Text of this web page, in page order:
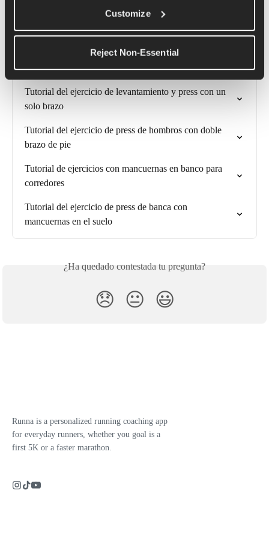
Customize
Reject Non-Essential
Artículos relacionados
Tutorial del ejercicio de press de hombros con un solo
brazo de pie
Tutorial del ejercicio de levantamiento y press con un
solo brazo
Tutorial del ejercicio de press de hombros con doble
brazo de pie
Tutorial de ejercicios con mancuernas en banco para
corredores
Tutorial del ejercicio de press de banca con
mancuernas en el suelo
¿Ha quedado contestada tu pregunta?
😞 😐 😃
Runna is a personalized running coaching app
for everyday runners, whether you goal is a
first 5K or a faster marathon.